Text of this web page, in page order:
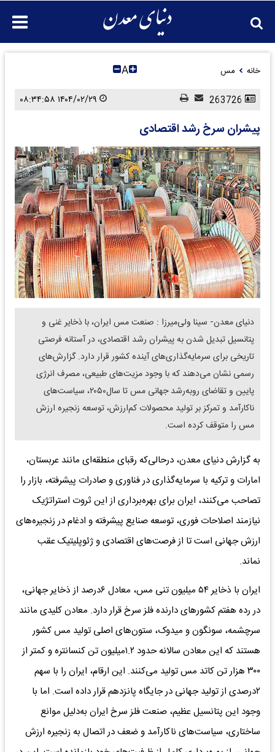
خانه مس A
پیشران سرخ رشد اقتصادی
دنیای معدن- سینا ولی‌میرزا : صنعت مس ایران، با ذخایر غنی و
پتانسیل تبدیل شدن به پیشران رشد اقتصادی، در آستانه فرصتی
تاریخی برای سرمایه‌گذاری‌های آینده کشور قرار دارد. گزارش‌های
رسمی نشان می‌دهند که با وجود مزیت‌های طبیعی، مصرف انرژی
پایین و تقاضای روبه‌رشد جهانی مس تا سال۲۰۵۰، سیاست‌های
ناکارآمد و تمرکز بر تولید محصولات کم‌ارزش، توسعه زنجیره ارزش
مس را متوقف کرده است.
به گزارش دنیای معدن، درحالی‌که رقبای منطقه‌ای مانند عربستان،
امارات و ترکیه با سرمایه‌گذاری در فناوری و صادرات پیشرفته، بازار را
تصاحب می‌کنند، ایران برای بهره‌برداری از این ثروت استراتژیک
نیازمند اصلاحات فوری، توسعه صنایع پیشرفته و ادغام در زنجیره‌های
ارزش جهانی است تا از فرصت‌های اقتصادی و ژئوپلیتیک عقب
نماند.
ایران با ذخایر ۵۴ میلیون تنی مس، معادل ۶درصد از ذخایر جهانی،
در رده هفتم کشورهای دارنده فلز سرخ قرار دارد. معادن کلیدی مانند
سرچشمه، سونگون و میدوک، ستون‌های اصلی تولید مس کشور
هستند که این معادن سالانه حدود ۱.۲میلیون تن کنسانتره و کمتر از
۳۰۰ هزار تن کاتد مس تولید می‌کنند. این ارقام، ایران را با سهم
۲درصدی از تولید جهانی در جایگاه پانزدهم قرار داده است. اما با
وجود این پتانسیل عظیم، صنعت فلز سرخ ایران به‌دلیل موانع
ساختاری، سیاست‌های ناکارآمد و ضعف در اتصال به زنجیره ارزش